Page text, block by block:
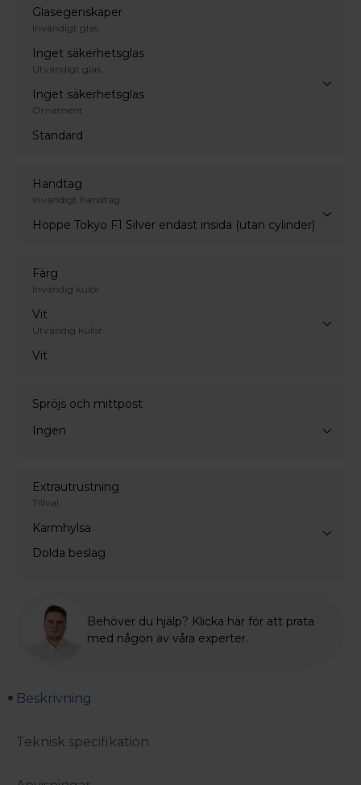
Glasegenskaper
Invändigt glas
Inget säkerhetsglas
Utvändigt glas
Inget säkerhetsglas
Ornament
Standard
Handtag
Invändigt handtag
Hoppe Tokyo F1 Silver endast insida (utan cylinder)
Färg
Invändig kulör
Vit
Utvändig kulör
Vit
Spröjs och mittpost
Ingen
Extrautrustning
Tillval
Karmhylsa
Dolda beslag
Behöver du hjälp? Klicka här för att prata
med någon av våra experter.
Beskrivning
Teknisk specifikation